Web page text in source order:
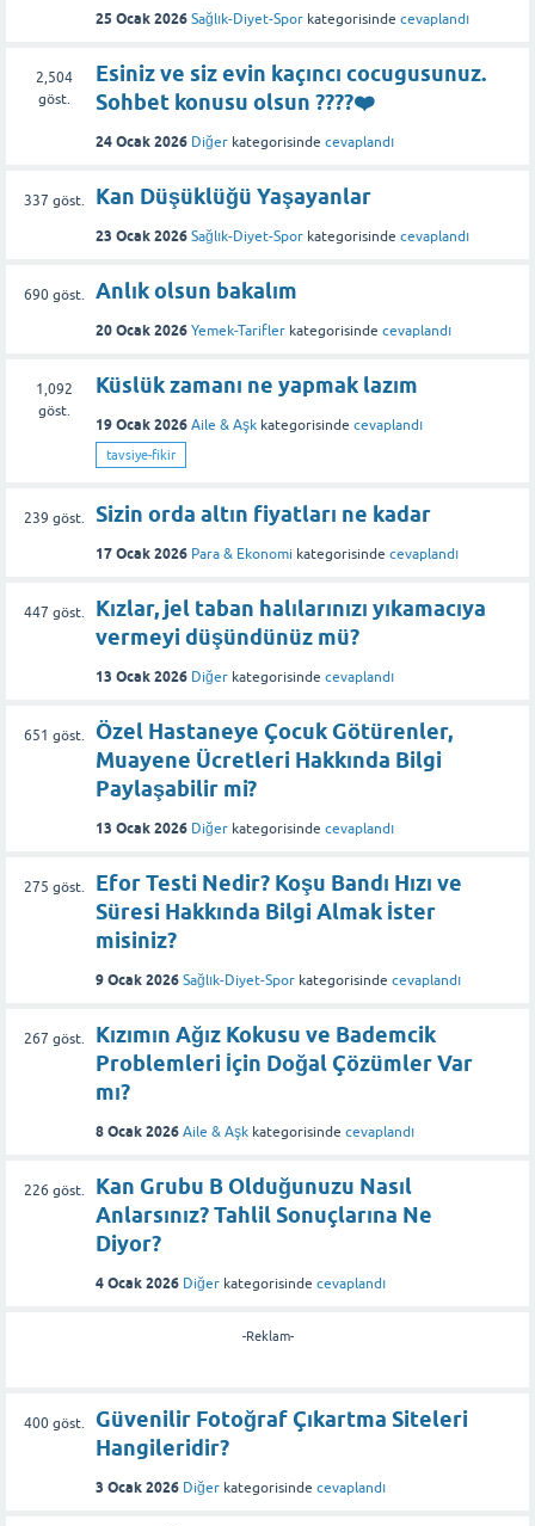
25 Ocak 2026 Sağlık-Diyet-Spor kategorisinde cevaplandı
2,504
göst.
Esiniz ve siz evin kaçıncı cocugusunuz.
Sohbet konusu olsun ????❤️
24 Ocak 2026 Diğer kategorisinde cevaplandı
337 göst. Kan Düşüklüğü Yaşayanlar
23 Ocak 2026 Sağlık-Diyet-Spor kategorisinde cevaplandı
690göst. Anlık olsun bakalım
20 Ocak 2026 Yemek-Tarifler kategorisinde cevaplandı
1,092
göst.
Küslük zamanı ne yapmak lazım
19 Ocak 2026 Aile & Aşk kategorisinde cevaplandı
tavsiye-fikir
239 göst. Sizin orda altın fiyatları ne kadar
17 Ocak 2026 Para & Ekonomi kategorisinde cevaplandı
447 göst.
Kızlar, jel taban halılarınızı yıkamacıya
vermeyi düşündünüz mü?
13 Ocak 2026 Diğer kategorisinde cevaplandı
651 göst.
Özel Hastaneye Çocuk Götürenler,
Muayene Ücretleri Hakkında Bilgi
Paylaşabilir mi?
13 Ocak 2026 Diğer kategorisinde cevaplandı
275 göst.
Efor Testi Nedir? Koşu Bandı Hızı ve
Süresi Hakkında Bilgi Almak İster
misiniz?
9 Ocak 2026 Sağlık-Diyet-Spor kategorisinde cevaplandı
267 göst.
Kızımın Ağız Kokusu ve Bademcik
Problemleri İçin Doğal Çözümler Var
mı?
8 Ocak 2026 Aile & Aşk kategorisinde cevaplandı
226 göst.
Kan Grubu B Olduğunuzu Nasıl
Anlarsınız? Tahlil Sonuçlarına Ne
Diyor?
4 Ocak 2026 Diğer kategorisinde cevaplandı
-Reklam-
400göst.
Güvenilir Fotoğraf Çıkartma Siteleri
Hangileridir?
3 Ocak 2026 Diğer kategorisinde cevaplandı